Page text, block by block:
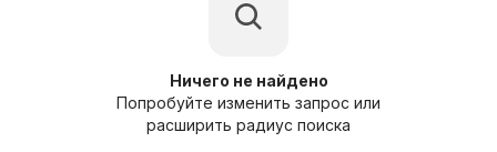
Ничего не найдено
Попробуйте изменить запрос или
расширить радиус поиска